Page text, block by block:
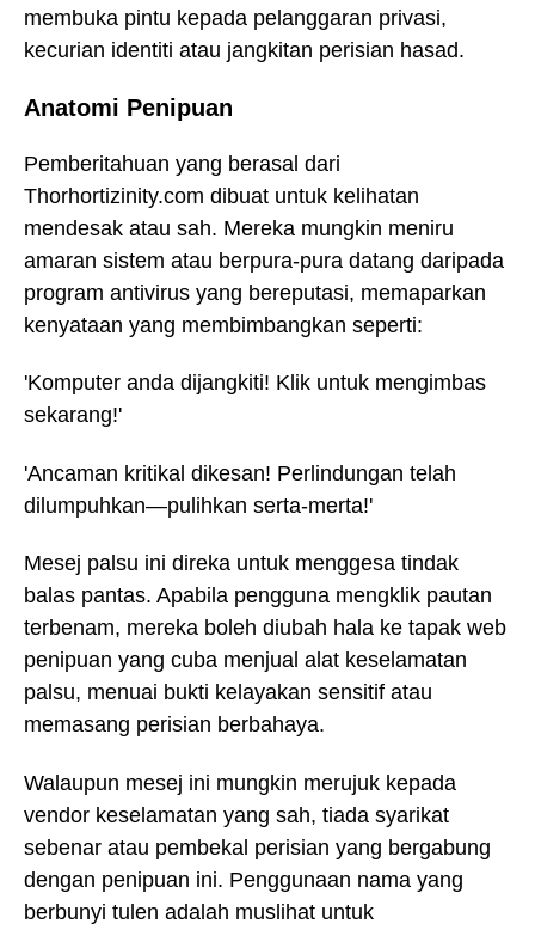
membuka pintu kepada pelanggaran privasi,
kecurian identiti atau jangkitan perisian hasad.
Anatomi Penipuan
Pemberitahuan yang berasal dari
Thorhortizinity.com dibuat untuk kelihatan
mendesak atau sah. Mereka mungkin meniru
amaran sistem atau berpura-pura datang daripada
program antivirus yang bereputasi, memaparkan
kenyataan yang membimbangkan seperti:
'Komputer anda dijangkiti! Klik untuk mengimbas
sekarang!'
'Ancaman kritikal dikesan! Perlindungan telah
dilumpuhkan—pulihkan serta-merta!'
Mesej palsu ini direka untuk menggesa tindak
balas pantas. Apabila pengguna mengklik pautan
terbenam, mereka boleh diubah hala ke tapak web
penipuan yang cuba menjual alat keselamatan
palsu, menuai bukti kelayakan sensitif atau
memasang perisian berbahaya.
Walaupun mesej ini mungkin merujuk kepada
vendor keselamatan yang sah, tiada syarikat
sebenar atau pembekal perisian yang bergabung
dengan penipuan ini. Penggunaan nama yang
berbunyi tulen adalah muslihat untuk